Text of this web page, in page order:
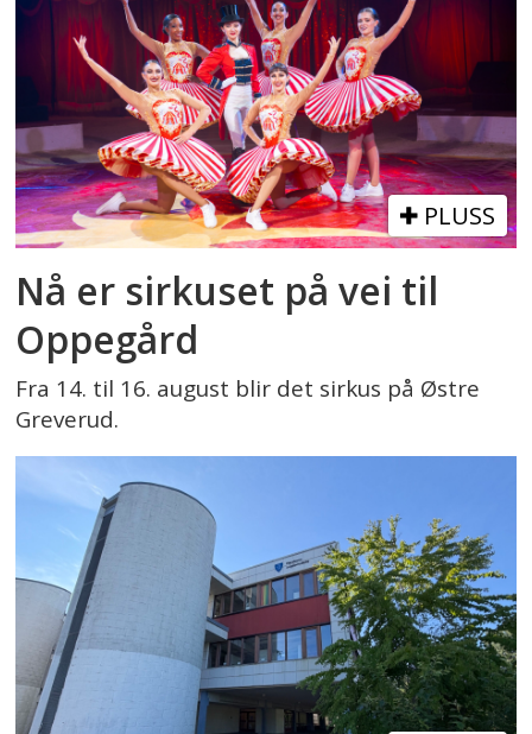
PLUSS
Nå er sirkuset på vei til
Oppegård
Fra 14. til 16. august blir det sirkus på Østre
Greverud.